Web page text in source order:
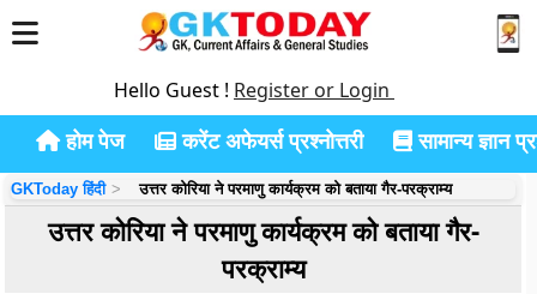
Hello Guest ! Register or Login
होम पेज करेंट अफेयर्स प्रश्नोत्तरी सामान्य ज्ञान
GKToday हिंदी उत्तर कोरिया ने परमाणु कार्यक्रम को बताया गैर-परक्राम्य
उत्तर कोरिया ने परमाणु कार्यक्रम को बताया गैर-
परक्राम्य